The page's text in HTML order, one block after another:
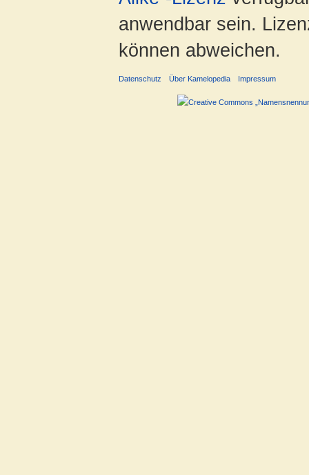
anwendbar sein.
können abweichen.
Datenschutz Über Kamelopedia Impressum